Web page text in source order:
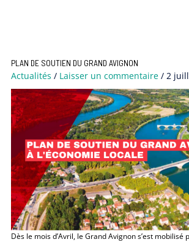
PLAN DE SOUTIEN DU GRAND AVIGNON
Actualités / Laisser un commentaire / 2
Dès le mois d’Avril, le Grand Avignon s’est mobilisé